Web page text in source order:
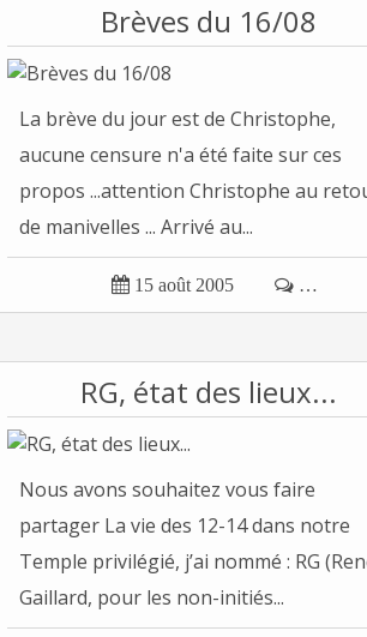
Brèves du 16/08
La brève du jour est de Christophe,
aucune censure n'a été faite sur ces
propos ...attention Christophe au
de manivelles ... Arrivé au...
 15 août 2005  …
RG, état des lieux...
Nous avons souhaitez vous faire
partager La vie des 12-14 dans notre
Temple privilégié, j’ai nommé : RG
Gaillard, pour les non-initiés...